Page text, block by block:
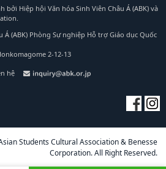
bởi Hiệp hội Văn hóa Sinh Viên Châu Á (ABK) và
Á (ABK) Phòng Sự nghiệp Hỗ trợ Giáo dục Quốc
2-12-13
hệ
Students Cultural Association & Benesse
Corporation. All Right Reserved.